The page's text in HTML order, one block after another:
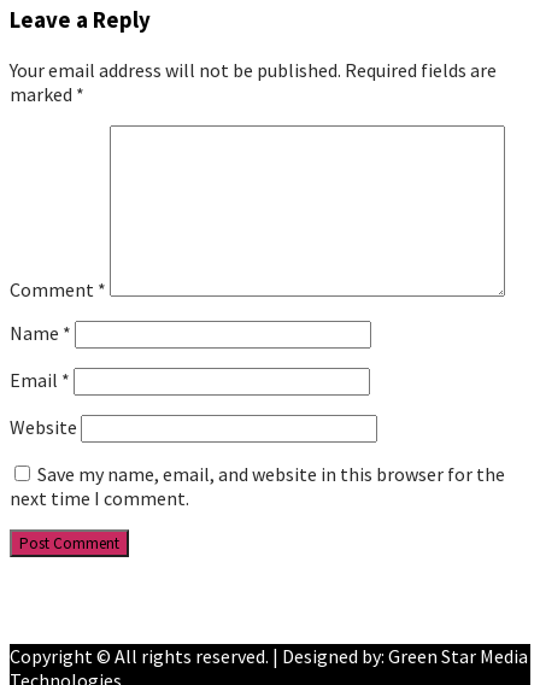
Leave a Reply
Your email address will not be published. Required fields are
marked *
Comment *
Name *
Email *
Website
Save my name, email, and website in this browser for the
next time I comment.
Copyright © All rights reserved. | Designed by: Green Star Media